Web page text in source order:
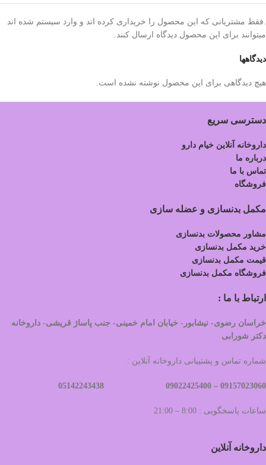
دیدگاهها
هیچ دیدگاهی برای این محصول نوشته نشده است.
.فقط مشتریانی که این محصول را خریداری کرده اند و وارد سیستم شده اند
میتوانند برای این محصول دیدگاه ارسال کنند.
دسترسی سریع
داروخانه آنلاین خیام دارو
درباره ما
تماس با ما
فروشگاه
مکمل بدنسازی و عضله سازی
مشاور محصولات بدنسازی
خرید مکمل بدنسازی
قیمت مکمل بدنسازی
فروشگاه مکمل بدنسازی
ارتباط با ما :
خراسان رضوی- نیشابور- خیابان امام خمینی- جنب پاساژ قریشی- داروخانه
دکتر شورابی
شماره تماس و پشتیبانی داروخانه آنلاین :
09157023060 –
ساعات پاسخگویی : 8:00 – 21:00
داروخانه آنلاین